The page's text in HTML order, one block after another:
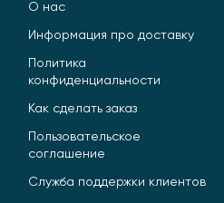
О нас
Информация про доставку
Политика
конфиденциальности
Как сделать заказ
Пользовательское
соглашение
Служба поддержки клиентов